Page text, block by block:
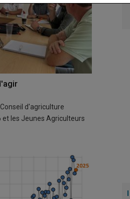
d'agriculture
et les Jeunes Agriculteurs